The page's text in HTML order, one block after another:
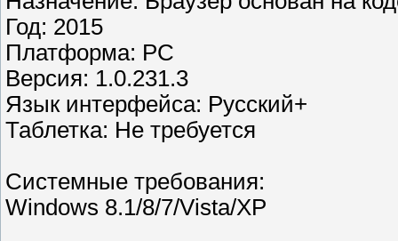
Год: 2015
Платформа: PC
Версия: 1.0.231.3
Язык интерфейса: Русский+
Таблетка: Не требуется
Системные требования:
Windows 8.1/8/7/Vista/XP